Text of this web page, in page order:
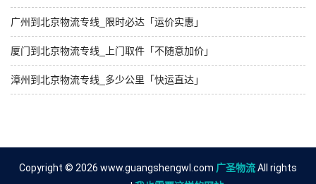
广州到北京物流专线_限时必达「运价实惠」
厦门到北京物流专线_上门取件「不随意加价」
漳州到北京物流专线_多少公里「快运直达」
Copyright © 2026 www.guangshengwl.com 广圣物流All rights